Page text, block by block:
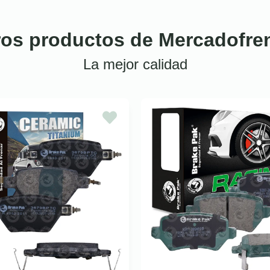
productos de
La mejor calidad